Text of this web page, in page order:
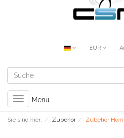
EUR
Toggle
navigation
Menü
Sie sind hier: Zubehör Zubehör